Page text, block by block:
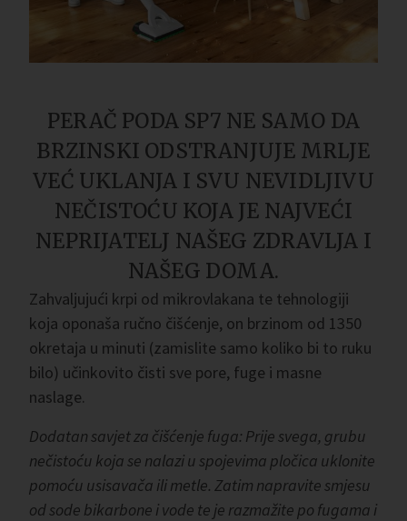
PERAČ PODA SP7 NE SAMO DA
BRZINSKI ODSTRANJUJE MRLJE
VEĆ UKLANJA I SVU NEVIDLJIVU
NEČISTOĆU KOJA JE NAJVEĆI
NEPRIJATELJ NAŠEG ZDRAVLJA I
NAŠEG DOMA.
Zahvaljujući krpi od mikrovlakana te tehnologiji
koja oponaša ručno čišćenje, on brzinom od 1350
okretaja u minuti (zamislite samo koliko bi to ruku
bilo) učinkovito čisti sve pore, fuge i masne
naslage.
Dodatan savjet za čišćenje fuga: Prije svega, grubu
nečistoću koja se nalazi u spojevima pločica uklonite
pomoću usisavača ili metle. Zatim napravite smjesu
od sode bikarbone i vode te je razmažite po fugama i